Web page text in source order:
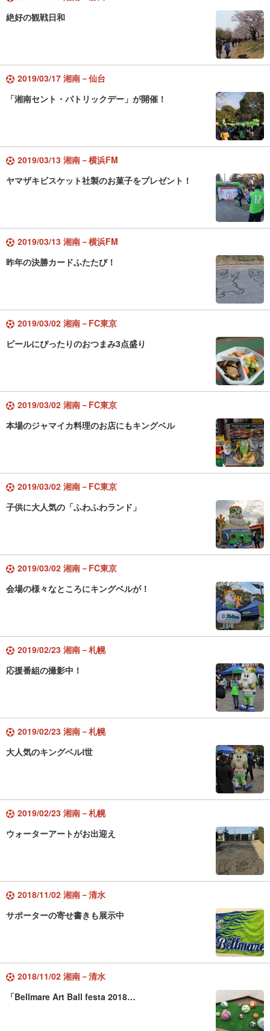
絶好の観戦日和
2019/03/17 湘南－仙台
「湘南セント・パトリックデー」が開催！
2019/03/13 湘南－横浜FM
ヤマザキビスケット社製のお菓子をプレゼント！
2019/03/13 湘南－横浜FM
昨年の決勝カードふたたび！
2019/03/02 湘南－FC東京
ピールにぴったりのおつまみ3点盛り
2019/03/02 湘南－FC東京
本場のジャマイカ料理のお店にもキングベル
2019/03/02 湘南－FC東京
子供に大人気の「ふわふわランド」
2019/03/02 湘南－FC東京
会場の様々なところにキングベルが！
2019/02/23 湘南－札幌
応援番組の撮影中！
2019/02/23 湘南－札幌
大人気のキングベルⅠ世
2019/02/23 湘南－札幌
ウォーターアートがお出迎え
2018/11/02 湘南－清水
サポーターの寄せ書きも展示中
2018/11/02 湘南－清水
「Bellmare Art Ball festa 2018…